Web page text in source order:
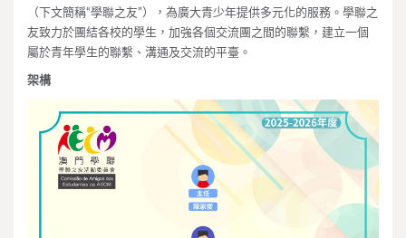
（下文簡稱“學聯之友”），為廣大青少年提供多元化的服務。學聯之
友致力於團結各校的學生，加強各個交流團之間的聯繫，建立一個
屬於青年學生的聯繫、溝通及交流的平臺。
架構